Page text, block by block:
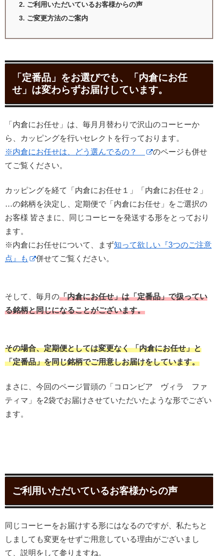
ご利用いただいているお客様からの声
ご変更方法のご案内
「定番品」をお選びでも、「内倉にお任
せ」は変わらずお届けしています。
「内倉にお任せ」は、毎月月替わりで沢山のコーヒーか
ら、カッピングを行いセレクトを行っております。
※内倉にお任せは、どう選んでるの？
のページも併せ
てご覧ください。
カッピングを経て「内倉にお任せ１」「内倉にお任せ２」
…の銘柄を決定し、定期便で「内倉にお任せ」をご選択の
お客様 皆さまに、同じコーヒーを発送する形をとっており
ます。
※内倉にお任せについて、まず知って欲しい『3つのご注意
点』も
併せてご覧ください。
そして、毎月の「内倉にお任せ」は「定番品」で扱ってい
る銘柄と同じになることがございます。
その場合、定期便としては変更なく 「内倉にお任せ」と
「定番品」を同じ銘柄でご用意しお届けをしています。
まさに、今回のページ冒頭の「コロンビア ヴィラ ファ
ティマ」を2袋でお届けさせていただいたような形でござい
ます。
ご利用いただいているお客様からの声
同じコーヒーをお届けする形にはなるのですが、私たちと
しましても変更をせずご用意している理由がございまし
て、説明をして参りますね。